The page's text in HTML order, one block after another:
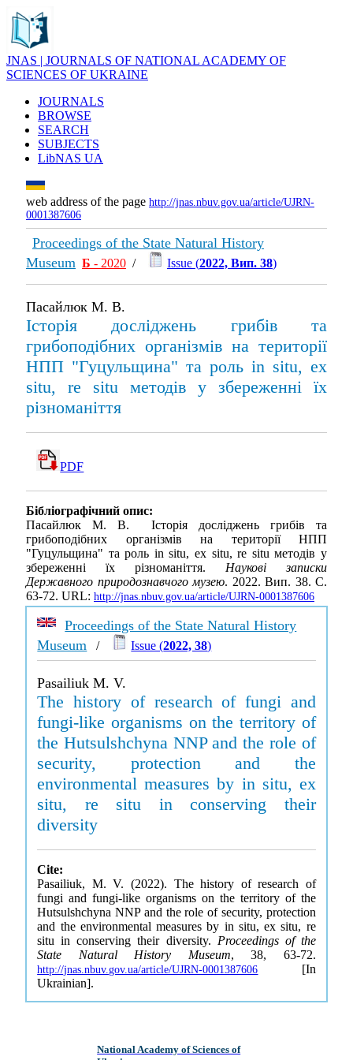
JNAS | JOURNALS OF NATIONAL ACADEMY OF
SCIENCES OF UKRAINE
JOURNALS
BROWSE
SEARCH
SUBJECTS
LibNAS UA
web address of the page http://jnas.nbuv.gov.ua/article/UJRN-
0001387606
Proceedings of the State Natural History
Museum Б - 2020 / Issue (2022, Вип. 38)
Пасайлюк М. В.
Історія досліджень грибів та
грибоподібних організмів на території
НПП "Гуцульщина" та роль in situ, ex
situ, re situ методів у збереженні їх
різноманіття
PDF
Бібліографічний опис:
Пасайлюк М. В. Історія досліджень грибів та
грибоподібних організмів на території НПП
"Гуцульщина" та роль in situ, ex situ, re situ методів у
збереженні їх різноманіття. Наукові записки
Державного природознавчого музею. 2022. Вип. 38. С.
63-72. URL: http://jnas.nbuv.gov.ua/article/UJRN-0001387606
Proceedings of the State Natural History
Museum / Issue (2022, 38)
Pasailiuk M. V.
The history of research of fungi and
fungi-like organisms on the territory of
the Hutsulshchyna NNP and the role of
security, protection and the
environmental measures by in situ, ex
situ, re situ in conserving their
diversity
Cite:
Pasailiuk, M. V. (2022). The history of research of
fungi and fungi-like organisms on the territory of the
Hutsulshchyna NNP and the role of security, protection
and the environmental measures by in situ, ex situ, re
situ in conserving their diversity. Proceedings of the
State Natural History Museum, 38, 63-72.
http://jnas.nbuv.gov.ua/article/UJRN-0001387606 [In
Ukrainian].
National Academy of Sciences of